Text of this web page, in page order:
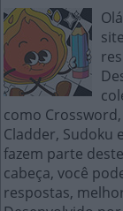
como
Cladder, Sudoku
fazem parte
cabeça, você
respostas,